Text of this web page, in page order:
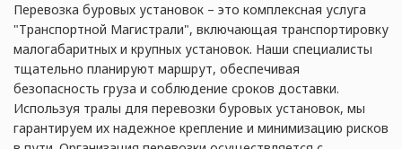
Перевозка буровых установок – это комплексная услуга
"Транспортной Магистрали", включающая транспортировку
малогабаритных и крупных установок. Наши специалисты
тщательно планируют маршрут, обеспечивая
безопасность груза и соблюдение сроков доставки.
Используя тралы для перевозки буровых установок, мы
гарантируем их надежное крепление и минимизацию рисков